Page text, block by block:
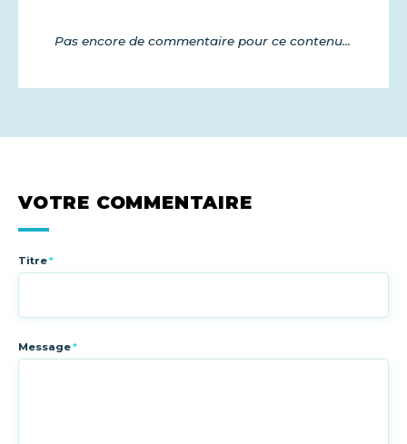
Pas encore de commentaire pour ce contenu...
VOTRE COMMENTAIRE
Titre*
Message*